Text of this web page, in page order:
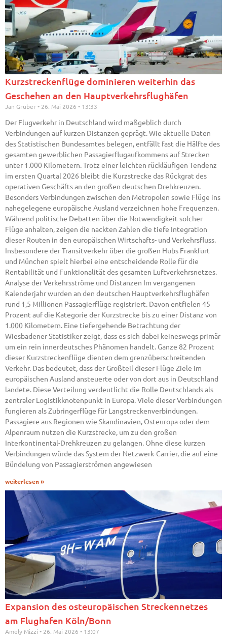
Kurzstreckenflüge dominieren weiterhin das
Geschehen an den Hauptverkehrsflughäfen
Jan Gruber 26. Mai 2026 13:33
Der Flugverkehr in Deutschland wird maßgeblich durch
Verbindungen auf kurzen Distanzen geprägt. Wie aktuelle Daten
des Statistischen Bundesamtes belegen, entfällt fast die Hälfte des
gesamten gewerblichen Passagierflugaufkommens auf Strecken
unter 1.000 Kilometern. Trotz einer leichten rückläufigen Tendenz
im ersten Quartal 2026 bleibt die Kurzstrecke das Rückgrat des
operativen Geschäfts an den großen deutschen Drehkreuzen.
Besonders Verbindungen zwischen den Metropolen sowie Flüge ins
nahegelegene europäische Ausland verzeichnen hohe Frequenzen.
Während politische Debatten über die Notwendigkeit solcher
Flüge anhalten, zeigen die nackten Zahlen die tiefe Integration
dieser Routen in den europäischen Wirtschafts- und Verkehrsfluss.
Insbesondere der Transitverkehr über die großen Hubs Frankfurt
und München spielt hierbei eine entscheidende Rolle für die
Rentabilität und Funktionalität des gesamten Luftverkehrsnetzes.
Analyse der Verkehrsströme und Distanzen Im vergangenen
Kalenderjahr wurden an den deutschen Hauptverkehrsflughäfen
rund 1,5 Millionen Passagierflüge registriert. Davon entfielen 45
Prozent auf die Kategorie der Kurzstrecke bis zu einer Distanz von
1.000 Kilometern. Eine tiefergehende Betrachtung der
Wiesbadener Statistiker zeigt, dass es sich dabei keineswegs primär
um ein rein innerdeutsches Phänomen handelt. Ganze 82 Prozent
dieser Kurzstreckenflüge dienten dem grenzüberschreitenden
Verkehr. Das bedeutet, dass der Großteil dieser Flüge Ziele im
europäischen Ausland ansteuerte oder von dort aus in Deutschland
landete. Diese Verteilung verdeutlicht die Rolle Deutschlands als
zentraler Logistikknotenpunkt in Europa. Viele dieser Verbindungen
fungieren als Zubringerflüge für Langstreckenverbindungen.
Passagiere aus Regionen wie Skandinavien, Osteuropa oder dem
Alpenraum nutzen die Kurzstrecke, um zu den großen
Interkontinental-Drehkreuzen zu gelangen. Ohne diese kurzen
Verbindungen würde das System der Netzwerk-Carrier, die auf eine
Bündelung von Passagierströmen angewiesen
weiterlesen »
Expansion des osteuropäischen Streckennetzes
am Flughafen Köln/Bonn
Amely Mizzi 26. Mai 2026 13:07